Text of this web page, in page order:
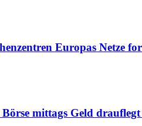
Europas Netze
mittags Geld drauflegt